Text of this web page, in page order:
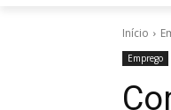
Início
Emprego